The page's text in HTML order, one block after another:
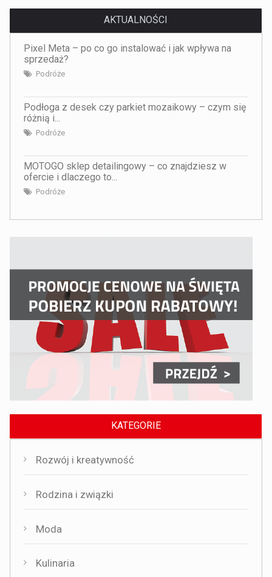
AKTUALNOŚCI
Pixel Meta – po co go instalować i jak wpływa na
sprzedaż?
Podróże
Podłoga z desek czy parkiet mozaikowy – czym się
różnią i...
Podróże
MOTOGO sklep detailingowy – co znajdziesz w
ofercie i dlaczego to...
Podróże
KATEGORIE
Rozwój i kreatywność
Rodzina i związki
Moda
Kulinaria